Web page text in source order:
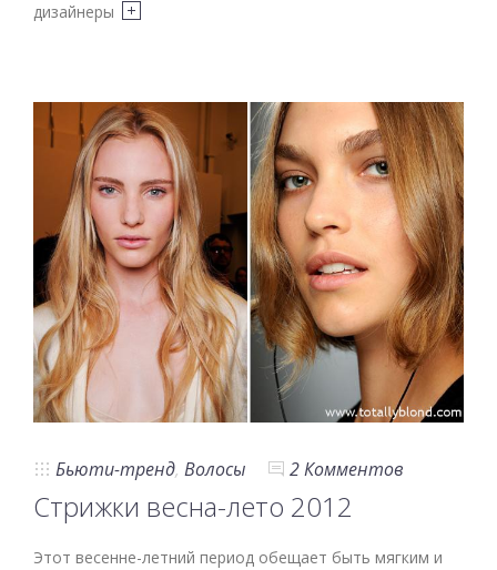
дизайнеры
Бьюти-тренд, Волосы 2 Комментов
Стрижки весна-лето 2012
Этот весенне-летний период обещает быть мягким и